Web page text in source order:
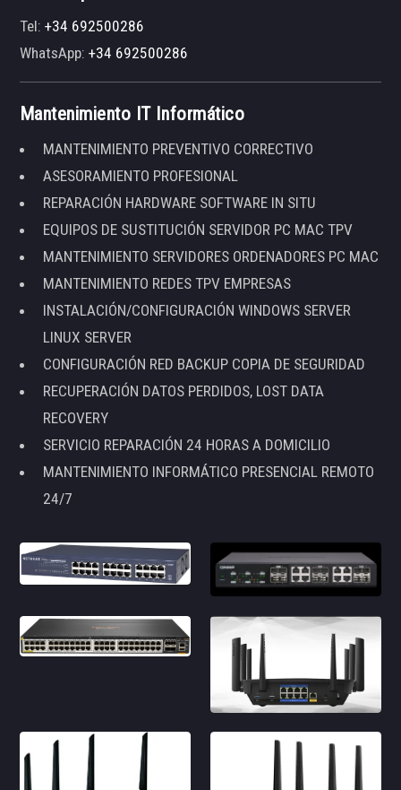
Tel:+34 692500286
WhatsApp:+34 692500286
Mantenimiento IT Informático
MANTENIMIENTO PREVENTIVO CORRECTIVO
ASESORAMIENTO PROFESIONAL
REPARACIÓN HARDWARE SOFTWARE IN SITU
EQUIPOS DE SUSTITUCIÓN SERVIDOR PC MAC TPV
MANTENIMIENTO SERVIDORES ORDENADORES PC MAC
MANTENIMIENTO REDES TPV EMPRESAS
INSTALACIÓN/CONFIGURACIÓN WINDOWS SERVER
LINUX SERVER
CONFIGURACIÓN RED BACKUP COPIA DE SEGURIDAD
RECUPERACIÓN DATOS PERDIDOS, LOST DATA
RECOVERY
SERVICIO REPARACIÓN 24 HORAS A DOMICILIO
MANTENIMIENTO INFORMÁTICO PRESENCIAL REMOTO
24/7